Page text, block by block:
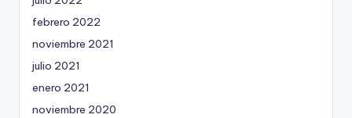
febrero 2022
noviembre 2021
julio 2021
enero 2021
noviembre 2020